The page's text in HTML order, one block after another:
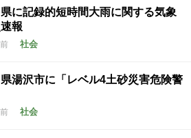
に記録的短時間大雨に関する気象
報
社会
湯沢市に「レベル4土砂災害危険警
社会